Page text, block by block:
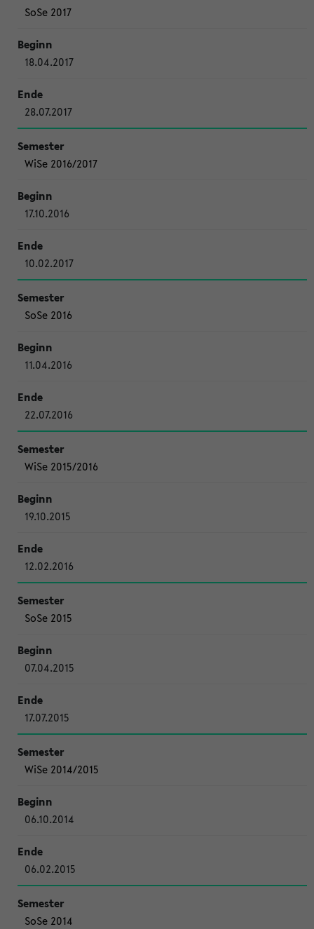
SoSe 2017
18.04.2017
28.07.2017
WiSe 2016/2017
17.10.2016
10.02.2017
SoSe 2016
11.04.2016
22.07.2016
WiSe 2015/2016
19.10.2015
12.02.2016
SoSe 2015
07.04.2015
17.07.2015
WiSe 2014/2015
06.10.2014
06.02.2015
SoSe 2014